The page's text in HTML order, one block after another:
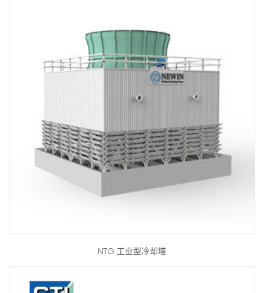
NTG 工业型冷却塔